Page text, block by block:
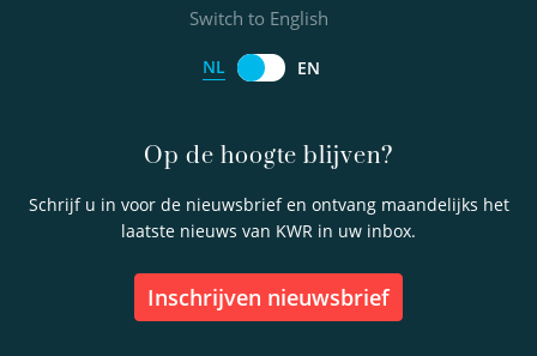
Op de hoogte blijven?
Schrijf u in voor de nieuwsbrief en ontvang maandelijks het
laatste nieuws van KWR in uw inbox.
inschrijven nieuwsbrief
Switch to English
NL EN